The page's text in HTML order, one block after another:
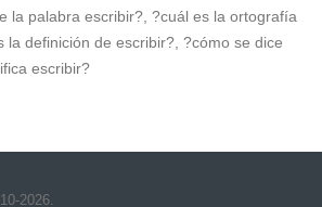
la palabra escribir?, ?cuál es la ortografía
la definición de escribir?, ?cómo se dice
escribir?
2026.